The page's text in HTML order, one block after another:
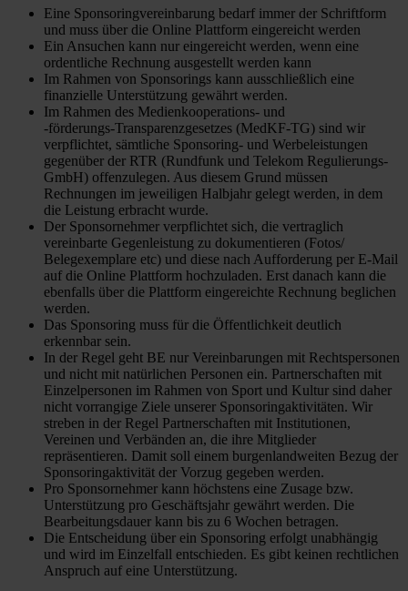
Eine Sponsoringvereinbarung bedarf immer der Schriftform
und muss über die Online Plattform eingereicht werden
Ein Ansuchen kann nur eingereicht werden, wenn eine
ordentliche Rechnung ausgestellt werden kann
Im Rahmen von Sponsorings kann ausschließlich eine
finanzielle Unterstützung gewährt werden.
Im Rahmen des Medienkooperations- und
‑förderungs‑Transparenzgesetzes (MedKF‑TG) sind wir
verpflichtet, sämtliche Sponsoring- und Werbeleistungen
gegenüber der RTR (Rundfunk und Telekom Regulierungs-
GmbH) offenzulegen. Aus diesem Grund müssen
Rechnungen im jeweiligen Halbjahr gelegt werden, in dem
die Leistung erbracht wurde.
Der Sponsornehmer verpflichtet sich, die vertraglich
vereinbarte Gegenleistung zu dokumentieren (Fotos/
Belegexemplare etc) und diese nach Aufforderung per E-Mail
auf die Online Plattform hochzuladen. Erst danach kann die
ebenfalls über die Plattform eingereichte Rechnung beglichen
werden.
Das Sponsoring muss für die Öffentlichkeit deutlich
erkennbar sein.
In der Regel geht BE nur Vereinbarungen mit Rechtspersonen
und nicht mit natürlichen Personen ein. Partnerschaften mit
Einzelpersonen im Rahmen von Sport und Kultur sind daher
nicht vorrangige Ziele unserer Sponsoringaktivitäten. Wir
streben in der Regel Partnerschaften mit Institutionen,
Vereinen und Verbänden an, die ihre Mitglieder
repräsentieren. Damit soll einem burgenlandweiten Bezug der
Sponsoringaktivität der Vorzug gegeben werden.
Pro Sponsornehmer kann höchstens eine Zusage bzw.
Unterstützung pro Geschäftsjahr gewährt werden. Die
Bearbeitungsdauer kann bis zu 6 Wochen betragen.
Die Entscheidung über ein Sponsoring erfolgt unabhängig
und wird im Einzelfall entschieden. Es gibt keinen rechtlichen
Anspruch auf eine Unterstützung.